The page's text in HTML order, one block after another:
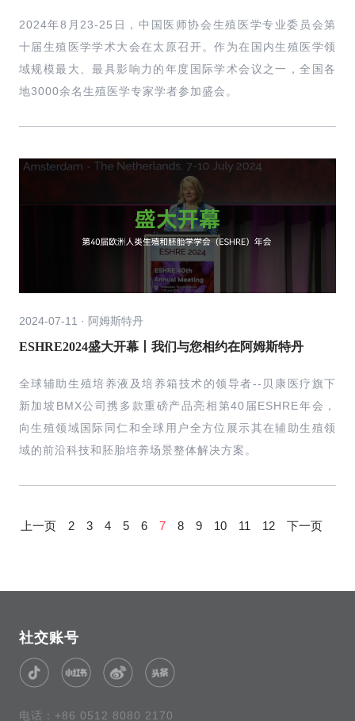
2024年8月23-25日，中国医师协会生殖医学专业委员会第
十届生殖医学学术大会在太原召开。作为在国内生殖医学领
域规模最大、最具影响力的年度国际学术会议之一，全国各
地3000余名生殖医学专家学者参加盛会。
2024-07-11 · 阿姆斯特丹
ESHRE2024盛大开幕丨我们与您相约在阿姆斯特丹
全球辅助生殖培养液及培养箱技术的领导者--贝康医疗旗下
新加坡BMX公司携多款重磅产品亮相第40届ESHRE年会，
向生殖领域国际同仁和全球用户全方位展示其在辅助生殖领
域的前沿科技和胚胎培养场景整体解决方案。
上一页 2 3 4 5 6 7 8 9 10 11 12 下一页
社交账号
电话：+86 0512 8080 2170